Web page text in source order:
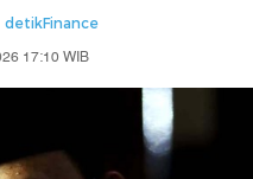
detikFinance
17:10 WIB